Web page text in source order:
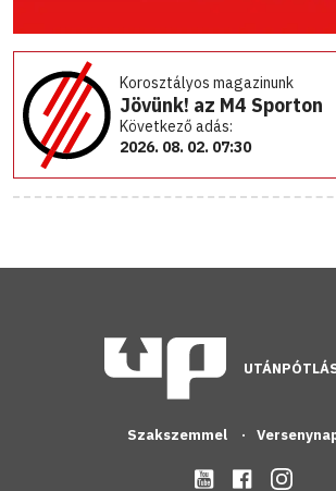
Korosztályos magazinunk
Jövünk! az M4 Sporton
Következő adás:
2026. 08. 02. 07:30
Szakszemmel